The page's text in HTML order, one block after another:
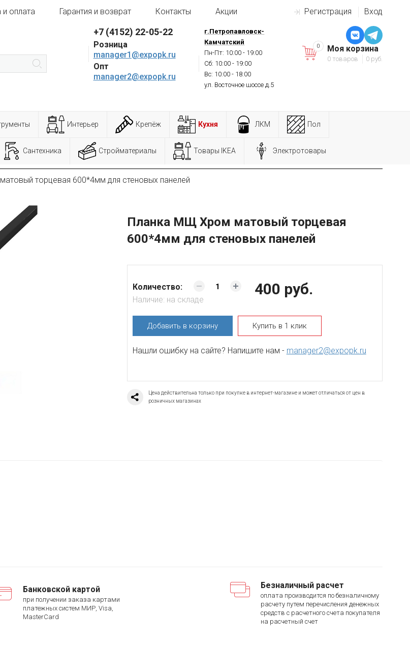
Регистрация Вход
оплата Гарантия и возврат Контакты Акции
+7 (4152) 22-05-22
Розница
manager1@expopk.ru
Опт
manager2@expopk.ru
г.Петропавловск-
Камчатский
Пн-Пт: 10:00 - 19:00
Сб: 10:00 - 19:00
Вс: 10:00 - 18:00
ул. Восточное шоссе д.5
Моя корзина
0 товаров 0 руб.
0
Интерьер Крепёж Кухня ЛКМ Пол
Сантехника Стройматериалы Товары IKEA Электротовары
торцевая 600*4мм для стеновых панелей
Планка МЩ Хром матовый торцевая
600*4мм для стеновых панелей
400 руб.
Количество:
Наличие: на складе
Добавить в корзину Купить в 1 клик
Нашли ошибку на сайте? Напишите нам - manager2@expopk.ru
Цена действительна только при покупке в интернет-магазине и может отличаться от цен в
розничных магазинах
Банковской картой
при получении заказа картами
платежных систем МИР, Visa,
MasterCard
Безналичный расчет
оплата производится по безналичному
расчету путем перечисления денежных
средств с расчетного счета покупателя
на расчетный счет